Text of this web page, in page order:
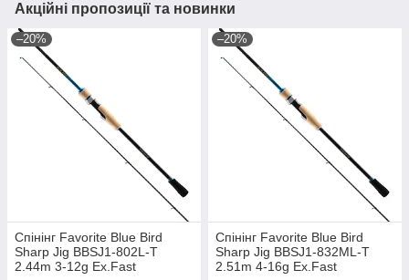
Акційні пропозиції та новинки
–20%
Спінінг Favorite Blue Bird
Sharp Jig BBSJ1‑802L‑T
2.44m 3‑12g Ex.Fast
–20%
Спінінг Favorite Blue Bird
Sharp Jig BBSJ1‑832ML‑T
2.51m 4‑16g Ex.Fast